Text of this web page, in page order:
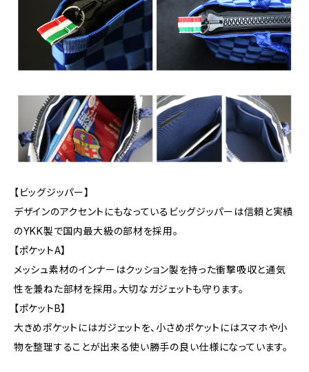
【ビッグジッパー】
デザインのアクセントにもなっているビッグジッパーは信頼と実績
のYKK製で国内最大級の部材を採用。
【ポケットA】
メッシュ素材のインナーはクッション製を持った衝撃吸収と通気
性を兼ねた部材を採用。大切なガジェットも守ります。
【ポケットB】
大きめポケットにはガジェットを、小さめポケットにはスマホや小
物を整理することが出来る使い勝手の良い仕様になっています。